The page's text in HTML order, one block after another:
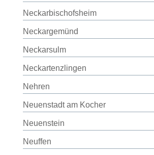
Neckarbischofsheim
Neckargemünd
Neckarsulm
Neckartenzlingen
Nehren
Neuenstadt am Kocher
Neuenstein
Neuffen